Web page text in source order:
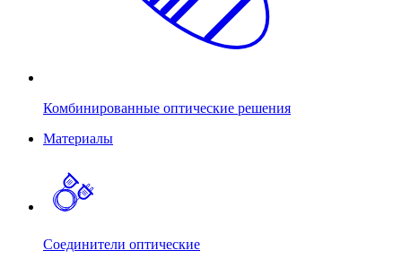
Комбинированные оптические решения
Материалы
Соединители оптические